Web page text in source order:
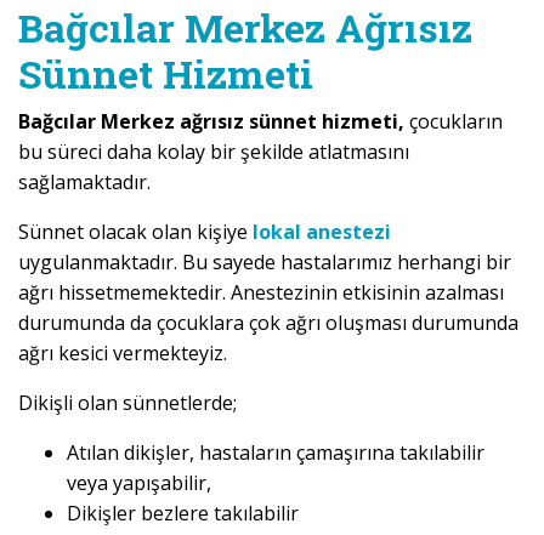
Bağcılar Merkez Ağrısız
Sünnet Hizmeti
Bağcılar Merkez ağrısız sünnet hizmeti, çocukların
bu süreci daha kolay bir şekilde atlatmasını
sağlamaktadır.
Sünnet olacak olan kişiye lokal anestezi
uygulanmaktadır. Bu sayede hastalarımız herhangi bir
ağrı hissetmemektedir. Anestezinin etkisinin azalması
durumunda da çocuklara çok ağrı oluşması durumunda
ağrı kesici vermekteyiz.
Dikişli olan sünnetlerde;
Atılan dikişler, hastaların çamaşırına takılabilir
veya yapışabilir,
Dikişler bezlere takılabilir